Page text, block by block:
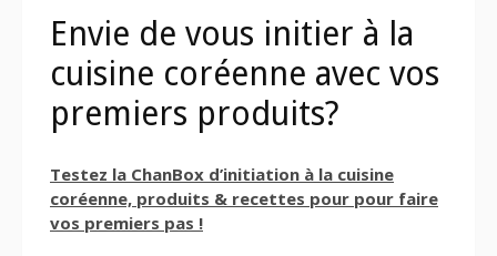
Envie de vous initier à la
cuisine coréenne avec vos
premiers produits?
Testez la ChanBox d’initiation à la cuisine
coréenne, produits & recettes pour pour faire
vos premiers pas !